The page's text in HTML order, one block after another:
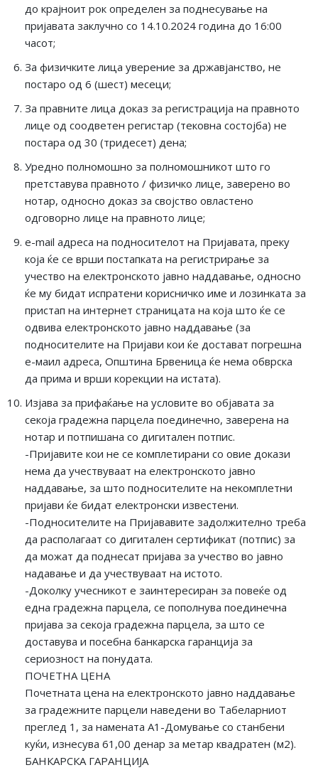
до крајноит рок определен за поднесување на
пријавата заклучно со 14.10.2024 година до 16:00
часот;
За физичките лица уверение за државјанство, не
постаро од 6 (шест) месеци;
За правните лица доказ за регистрација на правното
лице од соодветен регистар (тековна состојба) не
постара од 30 (тридесет) дена;
Уредно полномошно за полномошникот што го
претставува правното / физичко лице, заверено во
нотар, односно доказ за својство овластено
одговорно лице на правното лице;
e-mail адреса на подносителот на Пријавата, преку
која ќе се врши постапката на регистрирање за
учество на електронското јавно наддавање, односно
ќе му бидат испратени корисничко име и лозинката за
пристап на интернет страницата на која што ќе се
одвива електронското јавно наддавање (за
подносителите на Пријави кои ќе достават погрешна
е-маил адреса, Општина Брвеница ќе нема обврска
да прима и врши корекции на истата).
Изјава за прифаќање на условите во објавата за
секоја градежна парцела поединечно, заверена на
нотар и потпишана со дигитален потпис.
-Пријавите кои не се комплетирани со овие докази
нема да учествуваат на електронското јавно
наддавање, за што подносителите на некомплетни
пријави ќе бидат електронски известени.
-Подносителите на Пријававите задолжително треба
да располагаат со дигитален сертификат (потпис) за
да можат да поднесат пријава за учество во јавно
надавање и да учествуваат на истото.
-Доколку учесникот е заинтересиран за повеќе од
една градежна парцела, се пополнува поединечна
пријава за секоја градежна парцела, за што се
доставува и посебна банкарска гаранција за
сериозност на понудата.
ПОЧЕТНА ЦЕНА
Почетната цена на електронското јавно наддавање
за градежните парцели наведени во Табеларниот
преглед 1, за намената А1-Домување со станбени
куќи, изнесува 61,00 денар за метар квадратен (м2).
БАНКАРСКА ГАРАНЦИЈА